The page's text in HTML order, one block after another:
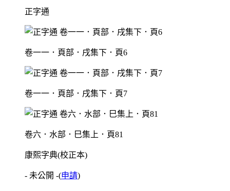
正字通
卷一一．頁部．戌集下．頁6
卷一一．頁部．戌集下．頁7
卷六．水部．巳集上．頁81
康熙字典(校正本)
- 未公開 -(申請)